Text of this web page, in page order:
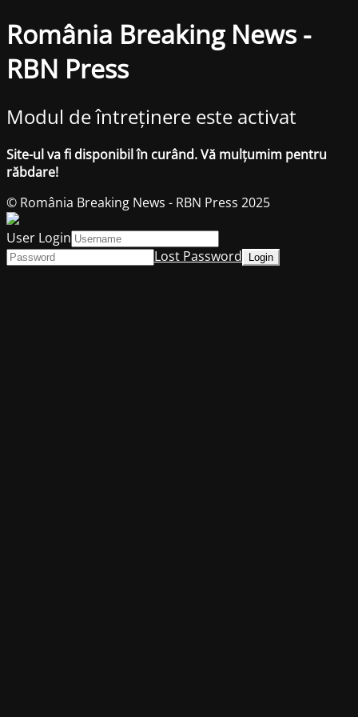
România Breaking News -
RBN Press
Modul de întreținere este activat
Site-ul va fi disponibil în curând. Vă mulțumim pentru
răbdare!
© România Breaking News - RBN Press 2025
User Login
Lost Password